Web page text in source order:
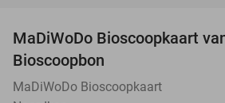
MaDiWoDo Bioscoopkaart
Bioscoopbon
MaDiWoDo Bioscoopkaart